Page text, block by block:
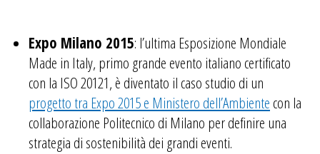
Expo Milano 2015: l’ultima Esposizione Mondiale
Made in Italy, primo grande evento italiano certificato
con la ISO 20121, è diventato il caso studio di un
progetto tra Expo 2015 e Ministero dell’Ambiente con la
collaborazione Politecnico di Milano per definire una
strategia di sostenibilità dei grandi eventi.